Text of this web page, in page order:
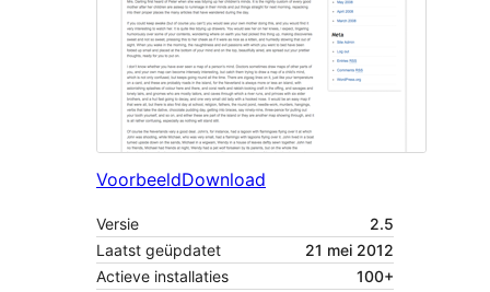
VoorbeeldDownload
Versie
2.5
Laatst geüpdatet
21 mei 2012
Actieve installaties
100+